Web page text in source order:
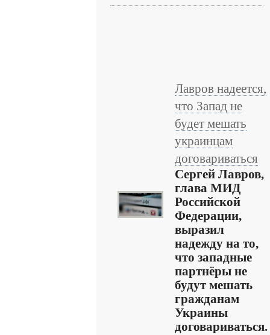
Лавров надеется,
что Запад не
будет мешать
украинцам
договариваться
Сергей Лавров,
глава МИД
Российской
Федерации,
выразил
надежду на то,
что западные
партнёры не
будут мешать
гражданам
Украины
договариваться.